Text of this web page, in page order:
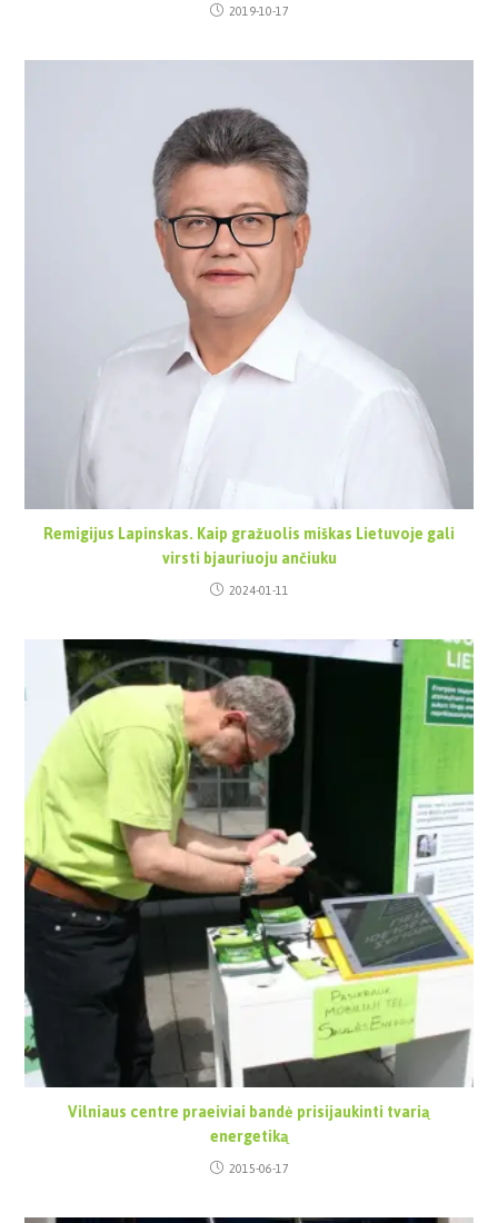
2019-10-17
Remigijus Lapinskas. Kaip gražuolis miškas Lietuvoje gali
virsti bjauriuoju ančiuku
2024-01-11
Vilniaus centre praeiviai bandė prisijaukinti tvarią
energetiką
2015-06-17